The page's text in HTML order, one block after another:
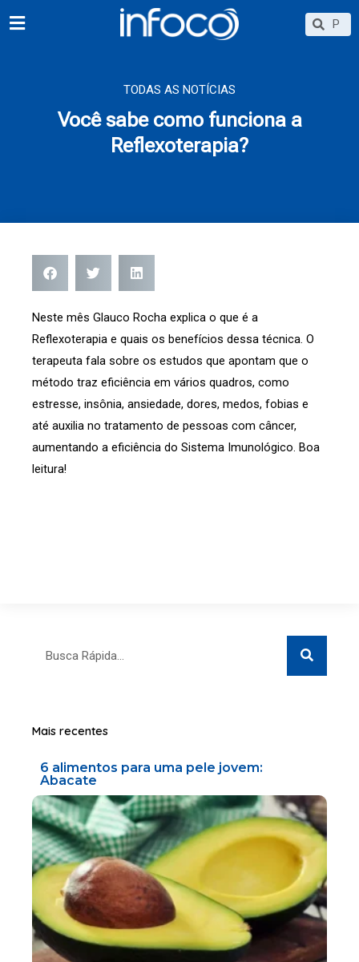
para
Search
TODAS AS NOTÍCIAS
Você sabe como funciona a
Reflexoterapia?
Neste mês Glauco Rocha explica o que é a
Reflexoterapia e quais os benefícios dessa técnica. O
terapeuta fala sobre os estudos que apontam que o
método traz eficiência em vários quadros, como
estresse, insônia, ansiedade, dores, medos, fobias e
até auxilia no tratamento de pessoas com câncer,
aumentando a eficiência do Sistema Imunológico. Boa
leitura!
Search
Mais recentes
6 alimentos para uma pele jovem:
Abacate